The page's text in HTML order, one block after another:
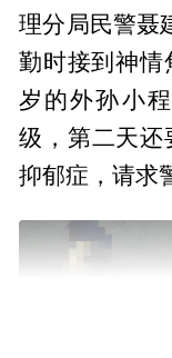
理分局民警聂
勤时接到神情
岁的外孙小
级，第二天还
抑郁症，请求